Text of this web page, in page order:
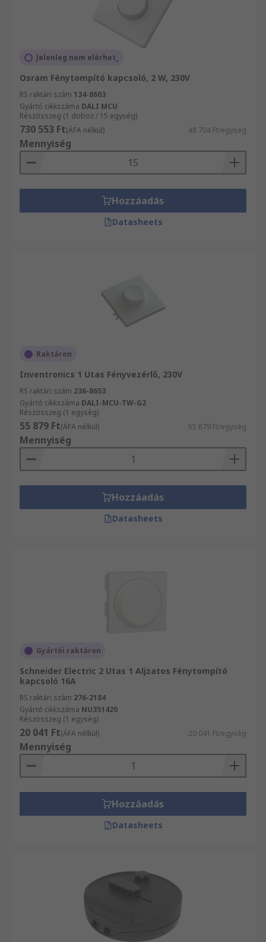
Jelenleg nem elérhet_
Osram Fénytompító kapcsoló, 2 W, 230V
RS raktári szám 134-8603
Gyártó cikkszáma DALI MCU
Részösszeg (1 doboz / 15 egység)
730 553 Ft(ÁFA nélkül) 48 704 Ft/egység
Mennyiség
Hozzáadás
Datasheets
Raktáron
Inventronics 1 Utas Fényvezérlő, 230V
RS raktári szám 236-8653
Gyártó cikkszáma DALI-MCU-TW-G2
Részösszeg (1 egység)
55 879 Ft(ÁFA nélkül) 55 879 Ft/egység
Mennyiség
Hozzáadás
Datasheets
Gyártói raktáron
Schneider Electric 2 Utas 1 Aljzatos Fénytompító
kapcsoló 16A
RS raktári szám 276-2184
Gyártó cikkszáma NU351420
Részösszeg (1 egység)
20 041 Ft(ÁFA nélkül) 20 041 Ft/egység
Mennyiség
Hozzáadás
Datasheets